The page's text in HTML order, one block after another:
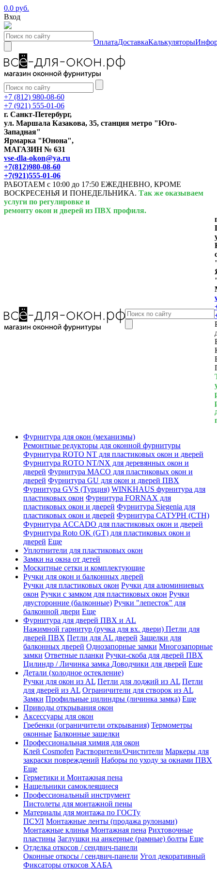
0.0 руб.
Вход
ОплатаДоставкаКалькуляторы
+7 (812) 980-08-60
+7 (921) 555-01-06
г. Санкт-Петербург,
ул. Маршала Казакова, 35, станция метро "Юго-
Западная"
Ярмарка "Юнона",
МАГАЗИН № 631
vse-dla-okon@ya.ru
+7(812)980-08-60
+7(921)555-01-06
РАБОТАЕМ с 10:00 до 17:50 ЕЖЕДНЕВНО, КРОМЕ
ВОСКРЕСЕНЬЯ И ПОНЕДЕЛЬНИКА. Так же оказываем
услуги по регулировке и
ремонту окон и дверей из ПВХ профиля.
Фурнитура для окон (механизмы)
Ремонтные редукторы для оконной фурнитуры
Фурнитура ROTO NT для пластиковых окон и дверей
Фурнитура ROTO NT/NX для деревянных окон и
дверей Фурнитура MACO для пластиковых окон и
дверей Фурнитура GU для окон и дверей ПВХ
Фурнитура GVS (Турция) WINKHAUS фурнитура для
пластиковых окон Фурнитура FORNAX для
пластиковых окон и дверей Фурнитура Siegenia для
пластиковых окон и дверей Фурнитура САТУРН (СТН)
Фурнитура ACCADO для пластиковых окон и дверей
Фурнитура Roto OK (GT) для пластиковых окон и
дверей Еще
Уплотнители для пластиковых окон
Замки на окна от детей
Москитные сетки и комплектующие
Ручки для окон и балконных дверей
Ручки для пластиковых окон Ручки для алюминиевых
окон Ручки с замком для пластиковых окон Ручки
двусторонние (балконные) Ручки "лепесток" для
балконной двери Еще
Фурнитура для дверей ПВХ и AL
Нажимной гарнитур (ручка для вх. двери) Петли для
дверей ПВХ Петли для AL дверей Защелки для
балконных дверей Однозапорные замки Многозапорные
замки Ответные планки Ручки-скоба для дверей ПВХ
Цилиндр / Личинка замка Доводчики для дверей Еще
Детали (холодное остекление)
Ручки для окон из AL Петли для лоджий из AL Петли
для дверей из AL Ограничители для створок из AL
Замки Профильные цилиндры (личинка замка) Еще
Приводы открывания окон
Аксессуары для окон
Гребенки (ограничители открывания) Термометры
оконные Балконные защелки
Профессиональная химия для окон
Клей Cosmofen Растворители/Очистители Маркеры для
закраски повреждений Наборы по уходу за окнами ПВХ
Еще
Герметики и Монтажная пена
Нащельники самоклеящиеся
Профессиональный инструмент
Пистолеты для монтажной пены
Материалы для монтажа по ГОСТу
ПСУЛ Монтажные ленты (продажа рулонами)
Монтажные клинья Монтажная пена Рихтовочные
пластины Заглушки на анкерные (рамные) болты Еще
Отделка откосов / сендвич-панели
Оконные откосы / сендвич-панели Угол декоративный
Фиксаторы откосов ХАБА